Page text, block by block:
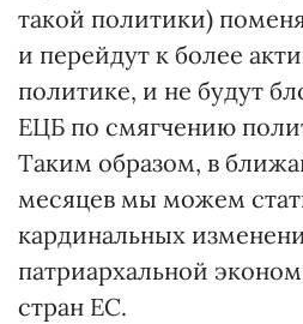
такой политики)
и перейдут к более
политике, и не будут
ЕЦБ по смягчению
Таким образом, в
месяцев мы можем
кардинальных
патриархальной
стран ЕС.